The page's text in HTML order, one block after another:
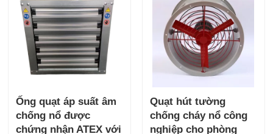
Ống quạt áp suất âm
chống nổ được
chứng nhận ATEX với
Quạt hút tường
chống cháy nổ công
nghiệp cho phòng